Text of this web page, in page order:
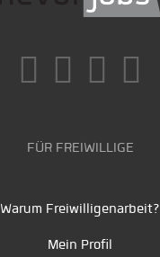
FÜR FREIWILLIGE
Warum Freiwilligenarbeit?
Mein Profil